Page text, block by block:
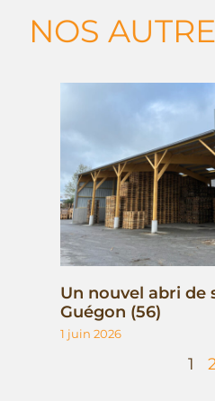
NOS
Un nouvel abri de
Guégon (56)
1 juin 2026
1